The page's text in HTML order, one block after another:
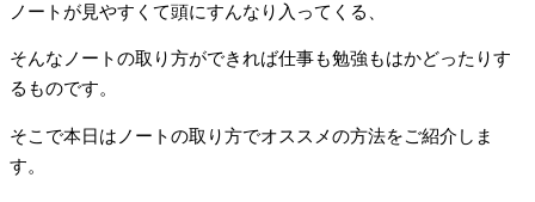
ノートが見やすくて頭にすんなり入ってくる、
そんなノートの取り方ができれば仕事も勉強もはかどったりす
るものです。
そこで本日はノートの取り方でオススメの方法をご紹介しま
す。